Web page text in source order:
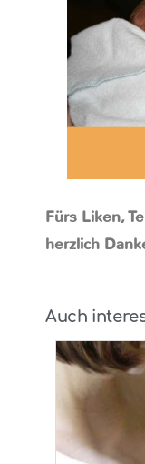
Fürs Liken,
herzlich
Auch